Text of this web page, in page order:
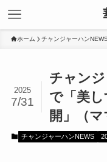
ホーム チャンジャーハンNEWS
チャン
で「美
開」（マ
2025
7/31
チャンジャーハンNEWS